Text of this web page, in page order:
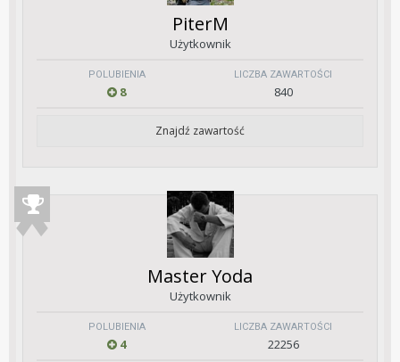
PiterM
Użytkownik
POLUBIENIA
8
LICZBA ZAWARTOŚCI
840
Znajdź zawartość
Master Yoda
Użytkownik
POLUBIENIA
4
LICZBA ZAWARTOŚCI
22256